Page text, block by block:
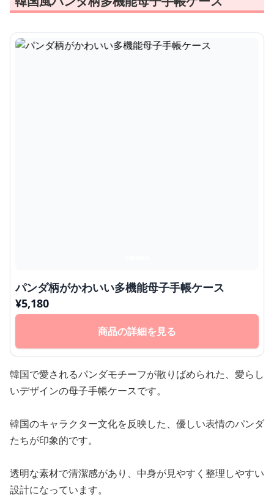
パンダ柄がかわいい多機能母子手帳ケース
¥5,180
商品の詳細を見る
韓国で愛されるパンダモチーフが散りばめられた、愛らし
いデザインの母子手帳ケースです。
韓国のキャラクター文化を反映した、優しい表情のパンダ
たちが印象的です。
透明な素材で清潔感があり、中身が見やすく整理しやすい
設計になっています。